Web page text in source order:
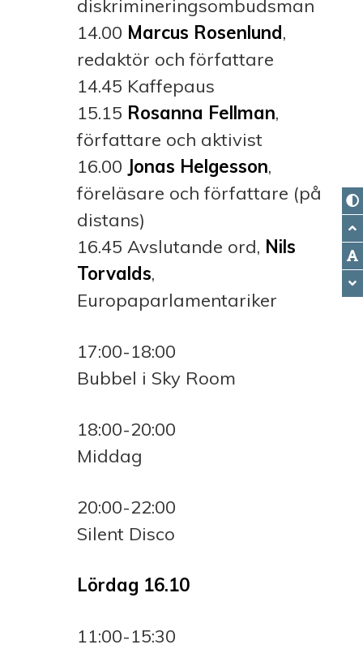
diskrimineringsombudsman
14.00 Marcus Rosenlund,
redaktör och författare
14.45 Kaffepaus
15.15 Rosanna Fellman,
författare och aktivist
16.00 Jonas Helgesson,
föreläsare och författare (på
distans)
16.45 Avslutande ord, Nils
Torvalds,
Europaparlamentariker
17:00-18:00
Bubbel i Sky Room
18:00-20:00
Middag
20:00-22:00
Silent Disco
Lördag 16.10
11:00-15:30